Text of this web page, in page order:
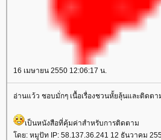
16 เมษายน 2550 12:06:17 น.
อ่านแว้ว ชอบมั่กๆ เนื้อเรื่องชวนหั้ยลุ้นและติดต
เป็นหนังสือที่คุ้มค่าสำหรับการติดตาม
ดย: หมูปัท IP: 58.137.36.241 12 ธันวาคม